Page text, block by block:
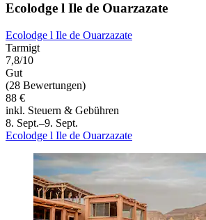
Ecolodge l Ile de Ouarzazate
Ecolodge l Ile de Ouarzazate
Tarmigt
7,8/10
Gut
(28 Bewertungen)
88 €
inkl. Steuern & Gebühren
8. Sept.–9. Sept.
Ecolodge l Ile de Ouarzazate